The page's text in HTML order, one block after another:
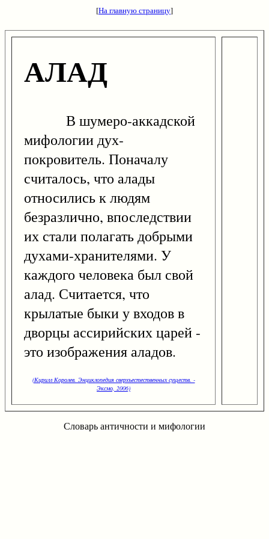
[На главную страницу]
АЛАД
В шумеро-аккадской
мифологии дух-
покровитель. Поначалу
считалось, что алады
относились к людям
безразлично, впоследствии
их стали полагать добрыми
духами-хранителями. У
каждого человека был свой
алад. Считается, что
крылатые быки у входов в
дворцы ассирийских царей -
это изображения аладов.
(Кирилл Королев. Энциклопедия сверхъестественных существ. -
Эксмо, 2006)
Словарь античности и мифологии